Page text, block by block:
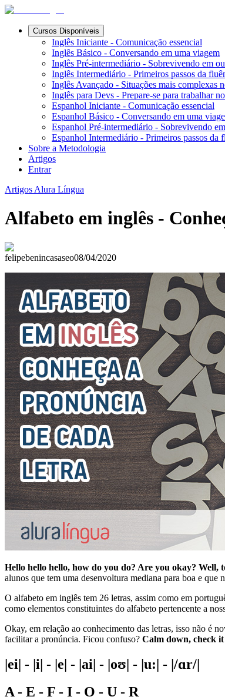
Cursos Disponíveis
Inglês Iniciante - Comunicação essencial
Inglês Básico - Conversando em uma viagem
Inglês Pré-intermediário - Sobrevivendo em
Inglês Intermediário - Primeiros passos da
Inglês Avançado - Situações mais complexas
Inglês para Devs - Prepare-se para trabalhar
Espanhol Iniciante - Comunicação essencial
Espanhol Básico - Conversando em uma
Espanhol Pré-intermediário - Sobrevivendo
Espanhol Intermediário - Primeiros passos da
Sobre a Metodologia
Artigos
Entrar
Artigos Alura Língua
Alfabeto em inglês -
felipebenincasaseo08/04/2020
Hello hello hello, how do you do? Are you okay? Well,
alunos que tem uma desenvoltura mediana para boa e
O alfabeto em inglês tem 26 letras, assim como em
como elementos constituintes do alfabeto pertencente a
Okay, em relação ao conhecimento das letras, isso não é
facilitar a pronúncia. Ficou confuso? Calm down, check
|ei| - |i| - |e| - |ai| - |oʊ| - |u:| - |/ɑr/|
A - E - F - I - O - U - R